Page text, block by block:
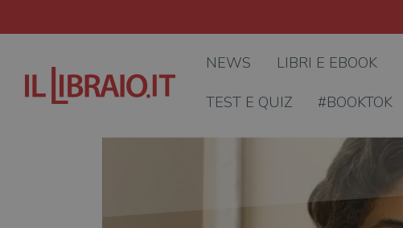
NEWS LIBRI E EBOOK
TEST E QUIZ #BOOKTOK